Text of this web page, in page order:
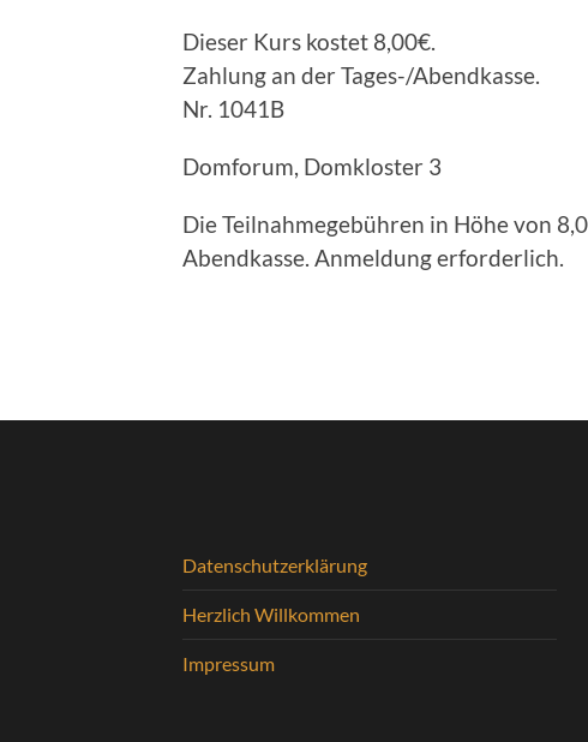
Dieser Kurs kostet 8,00€.
Zahlung an der Tages-/Abendkasse.
Nr. 1041B
Domforum, Domkloster 3
Die Teilnahmegebühren in Höhe von
Abendkasse. Anmeldung erforderlich.
Datenschutzerklärung
Herzlich Willkommen
Impressum